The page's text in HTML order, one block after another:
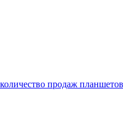
продаж